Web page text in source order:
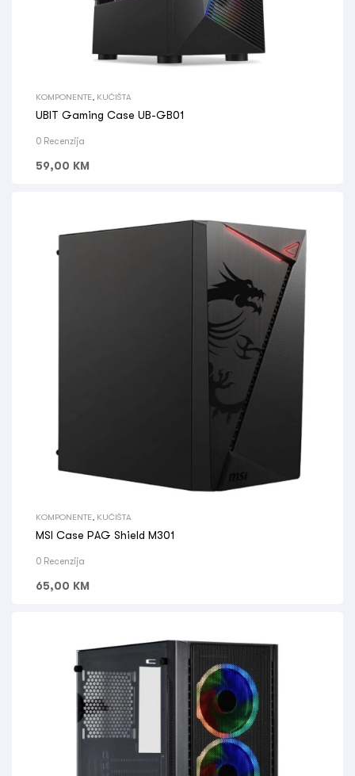
KOMPONENTE KUĆIŠTA
UBIT Gaming Case UB-GB01
0 Recenzija
59,00 KM
KOMPONENTE KUĆIŠTA
MSI Case PAG Shield M301
0 Recenzija
65,00 KM